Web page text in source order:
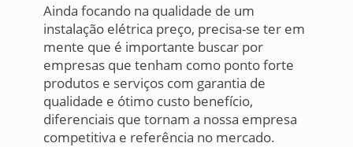
Ainda focando na qualidade de um
instalação elétrica preço, precisa-se ter em
mente que é importante buscar por
empresas que tenham como ponto forte
produtos e serviços com garantia de
qualidade e ótimo custo benefício,
diferenciais que tornam a nossa empresa
competitiva e referência no mercado.